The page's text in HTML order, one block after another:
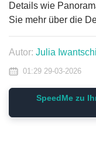
Details wie
Sie mehr über die
Autor: Julia
01:29 29-03-2026
SpeedMe zu